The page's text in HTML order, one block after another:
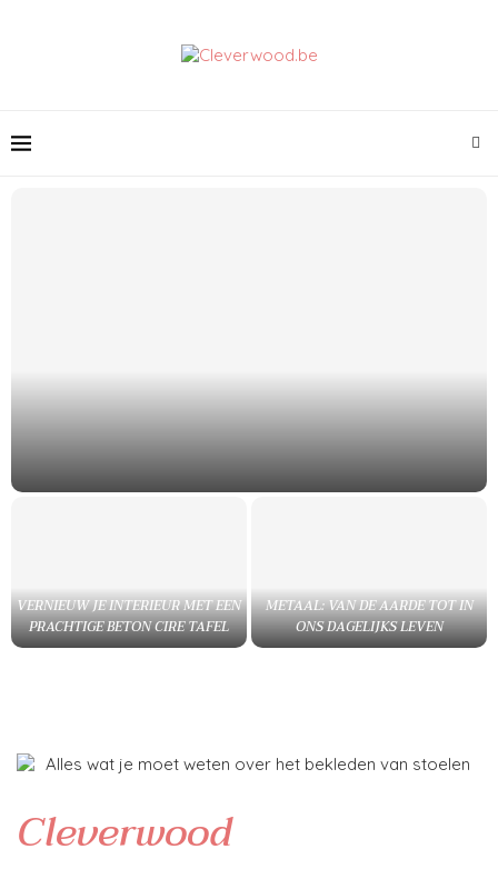
VERNIEUW JE INTERIEUR MET EEN
PRACHTIGE BETON CIRE TAFEL
METAAL: VAN DE AARDE TOT IN
ONS DAGELIJKS LEVEN
Cleverwood